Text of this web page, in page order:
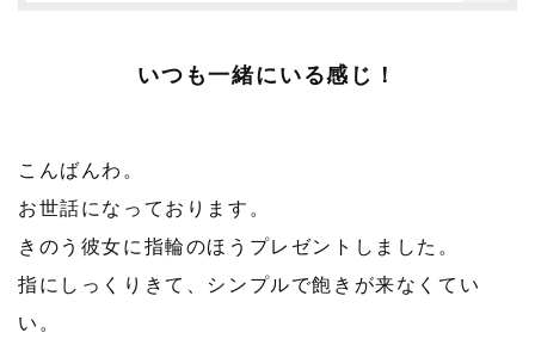
いつも一緒にいる感じ！
こんばんわ。
お世話になっております。
きのう彼女に指輪のほうプレゼントしました。
指にしっくりきて、シンプルで飽きが来なくてい
い。